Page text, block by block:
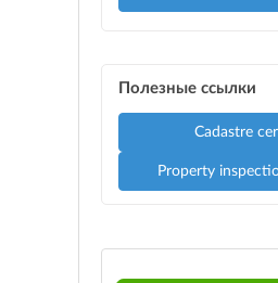
Полезные ссылки
Cadastre
Property